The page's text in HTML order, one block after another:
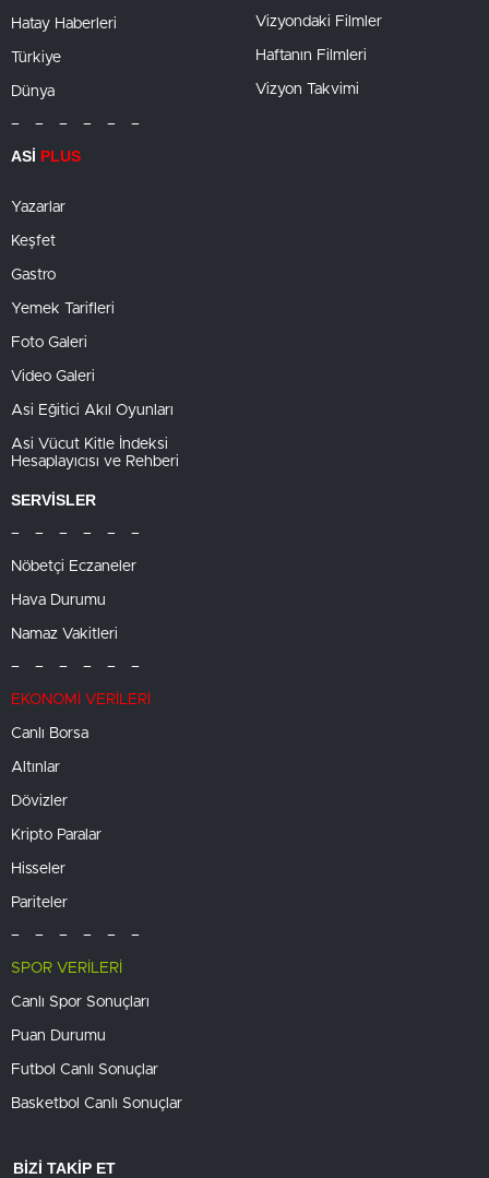
Hatay Haberleri
Türkiye
Dünya
– – – – – –
ASİ PLUS
Yazarlar
Keşfet
Gastro
Yemek Tarifleri
Foto Galeri
Video Galeri
Asi Eğitici Akıl Oyunları
Asi Vücut Kitle İndeksi
Hesaplayıcısı ve Rehberi
Vizyondaki Filmler
Haftanın Filmleri
Vizyon Takvimi
SERVİSLER
– – – – – –
Nöbetçi Eczaneler
Hava Durumu
Namaz Vakitleri
– – – – – –
EKONOMİ VERİLERİ
Canlı Borsa
Altınlar
Dövizler
Kripto Paralar
Hisseler
Pariteler
– – – – – –
SPOR VERİLERİ
Canlı Spor Sonuçları
Puan Durumu
Futbol Canlı Sonuçlar
Basketbol Canlı Sonuçlar
BİZİ TAKİP ET